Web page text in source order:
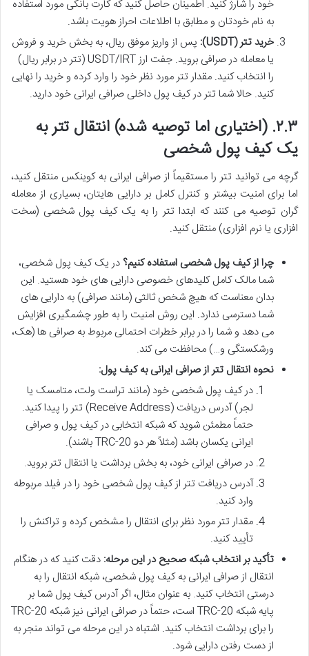
خود را شارژ کنید. اطمینان حاصل کنید که کارت بانکی مورد استفاده
به نام خودتان و مطابق با اطلاعات احراز هویت باشد.
خرید تتر (USDT):
پس از واریز موفق ریال، به بخش خرید و فروش
یا معامله در صرافی بروید. جفت ارز USDT/IRT (تتر در برابر ریال)
را انتخاب کنید. مقدار تتر مورد نظر خود را وارد کرده و خرید را نهایی
کنید. حالا شما تتر در کیف پول داخلی صرافی ایرانی خود دارید.
۲.۳. (اختیاری اما توصیه شده) انتقال تتر به
یک کیف پول شخصی
گرچه می توانید تتر را مستقیماً از صرافی ایرانی به کوینکس منتقل کنید،
اما برای امنیت بیشتر و کنترل کامل بر دارایی هایتان، بسیاری از معامله
گران توصیه می کنند که ابتدا تتر را به یک کیف پول شخصی (سخت
افزاری یا نرم افزاری) منتقل کنید.
چرا از کیف پول شخصی استفاده کنیم؟ در یک کیف پول شخصی،
شما مالک کامل کلیدهای خصوصی دارایی های خود هستید. این
بدان معناست که هیچ شخص ثالثی (مانند صرافی) به دارایی های
شما دسترسی ندارد. این روش امنیت را به طور چشمگیری افزایش
می دهد و شما را در برابر خطرات احتمالی مربوط به صرافی ها (هک،
ورشکستگی و…) محافظت می کند.
نحوه انتقال تتر از صرافی ایرانی به کیف پول:
در کیف پول شخصی خود (مانند تراست ولت، متامسک یا
لجر) آدرس دریافت (Receive Address) تتر را پیدا کنید.
حتماً مطمئن شوید که شبکه انتخابی در کیف پول و صرافی
ایرانی یکسان باشد (مثلاً هر دو TRC-20 باشند).
در صرافی ایرانی خود، به بخش برداشت یا انتقال تتر بروید.
آدرس دریافت تتر از کیف پول شخصی خود را در فیلد مربوطه
وارد کنید.
مقدار تتر مورد نظر برای انتقال را مشخص کرده و تراکنش را
تأیید کنید.
تأکید بر انتخاب شبکه صحیح در این مرحله: دقت کنید که در هنگام
انتقال از صرافی ایرانی به کیف پول شخصی، شبکه انتقال را به
درستی انتخاب کنید. به عنوان مثال، اگر آدرس کیف پول شما بر
پایه شبکه TRC-20 است، حتماً در صرافی ایرانی نیز شبکه TRC-20
را برای برداشت انتخاب کنید. اشتباه در این مرحله می تواند منجر به
از دست رفتن دارایی شود.